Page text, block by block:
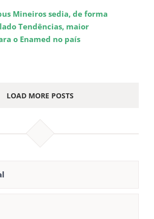
Mineiros sedia, de forma
Tendências, maior
o Enamed no país
LOAD MORE POSTS